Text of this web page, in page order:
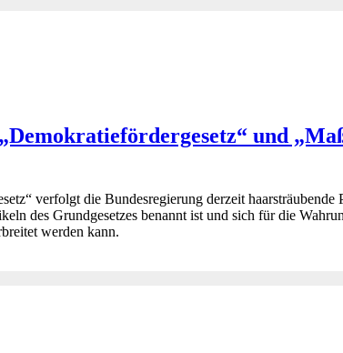
und
verfolgt die Bundesregierung derzeit
des Grundgesetzes benannt ist und sich für die
werden kann.